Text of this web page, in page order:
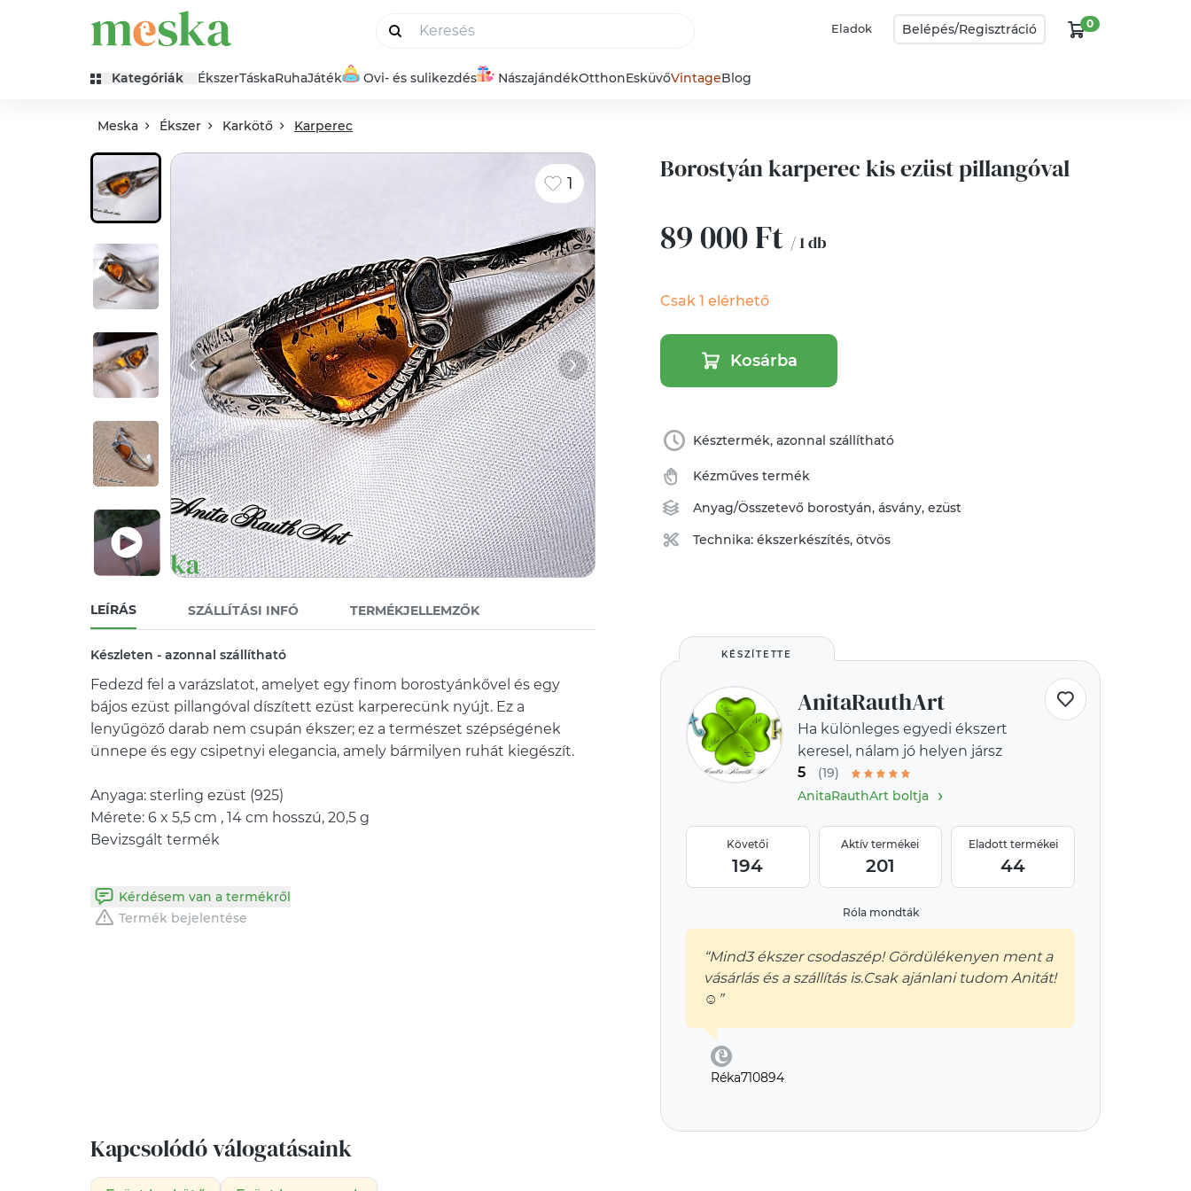
Eladok Belépés/Regisztráció 0
Kategóriák ÉkszerTáskaRuhaJáték Ovi- és sulikezdés NászajándékOtthonEsküvőVintageBlog
Meska Ékszer Karkötő Karperec
1
LEÍRÁS SZÁLLÍTÁSI INFÓ TERMÉKJELLEMZŐK
Készleten - azonnal szállítható
Fedezd fel a varázslatot, amelyet egy finom borostyánkővel és egy
bájos ezüst pillangóval díszített ezüst karperecünk nyújt. Ez a
lenyűgöző darab nem csupán ékszer; ez a természet szépségének
ünnepe és egy csipetnyi elegancia, amely bármilyen ruhát kiegészít.
Anyaga: sterling ezüst (925)
Mérete: 6 x 5,5 cm , 14 cm hosszú, 20,5 g
Bevizsgált termék
Kérdésem van a termékről
Termék bejelentése
Borostyán karperec kis ezüst pillangóval
89 000 Ft / 1 db
Csak 1 elérhető
Kosárba
Késztermék, azonnal szállítható
Kézműves termék
Anyag/Összetevő borostyán,ásvány,ezüst
Technika:ékszerkészítés,ötvös
KÉSZÍTETTE
AnitaRauthArt
Ha különleges egyedi ékszert
keresel, nálam jó helyen jársz
5
(19)
AnitaRauthArt boltja
›
Követői
194
Aktív termékei
201
Eladott termékei
44
Róla mondták
“Mind3 ékszer csodaszép! Gördülékenyen ment a
vásárlás és a szállítás is.Csak ajánlani tudom Anitát!
☺️”
Réka710894
Kapcsolódó válogatásaink